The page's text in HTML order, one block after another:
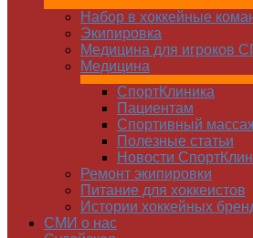
Набор в хоккейные
Экипировка
Медицина для игроков
Медицина
СпортКлиника
Пациентам
Спортивный
Полезные статьи
Новости
Ремонт экипировки
Питание для хоккеистов
Истории хоккейных
СМИ о нас